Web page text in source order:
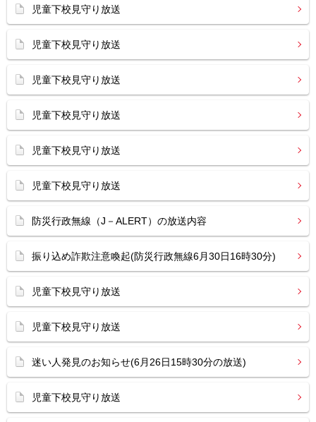
児童下校見守り放送
児童下校見守り放送
児童下校見守り放送
児童下校見守り放送
児童下校見守り放送
児童下校見守り放送
防災行政無線（J－ALERT）の放送内容
振り込め詐欺注意喚起(防災行政無線6月30日16時30分)
児童下校見守り放送
児童下校見守り放送
迷い人発見のお知らせ(6月26日15時30分の放送)
児童下校見守り放送